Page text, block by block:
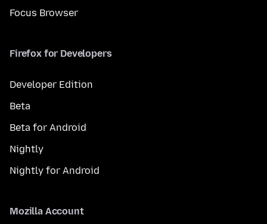
Focus Browser
Firefox for Developers
Developer Edition
Beta
Beta for Android
Nightly
Nightly for Android
Mozilla Account